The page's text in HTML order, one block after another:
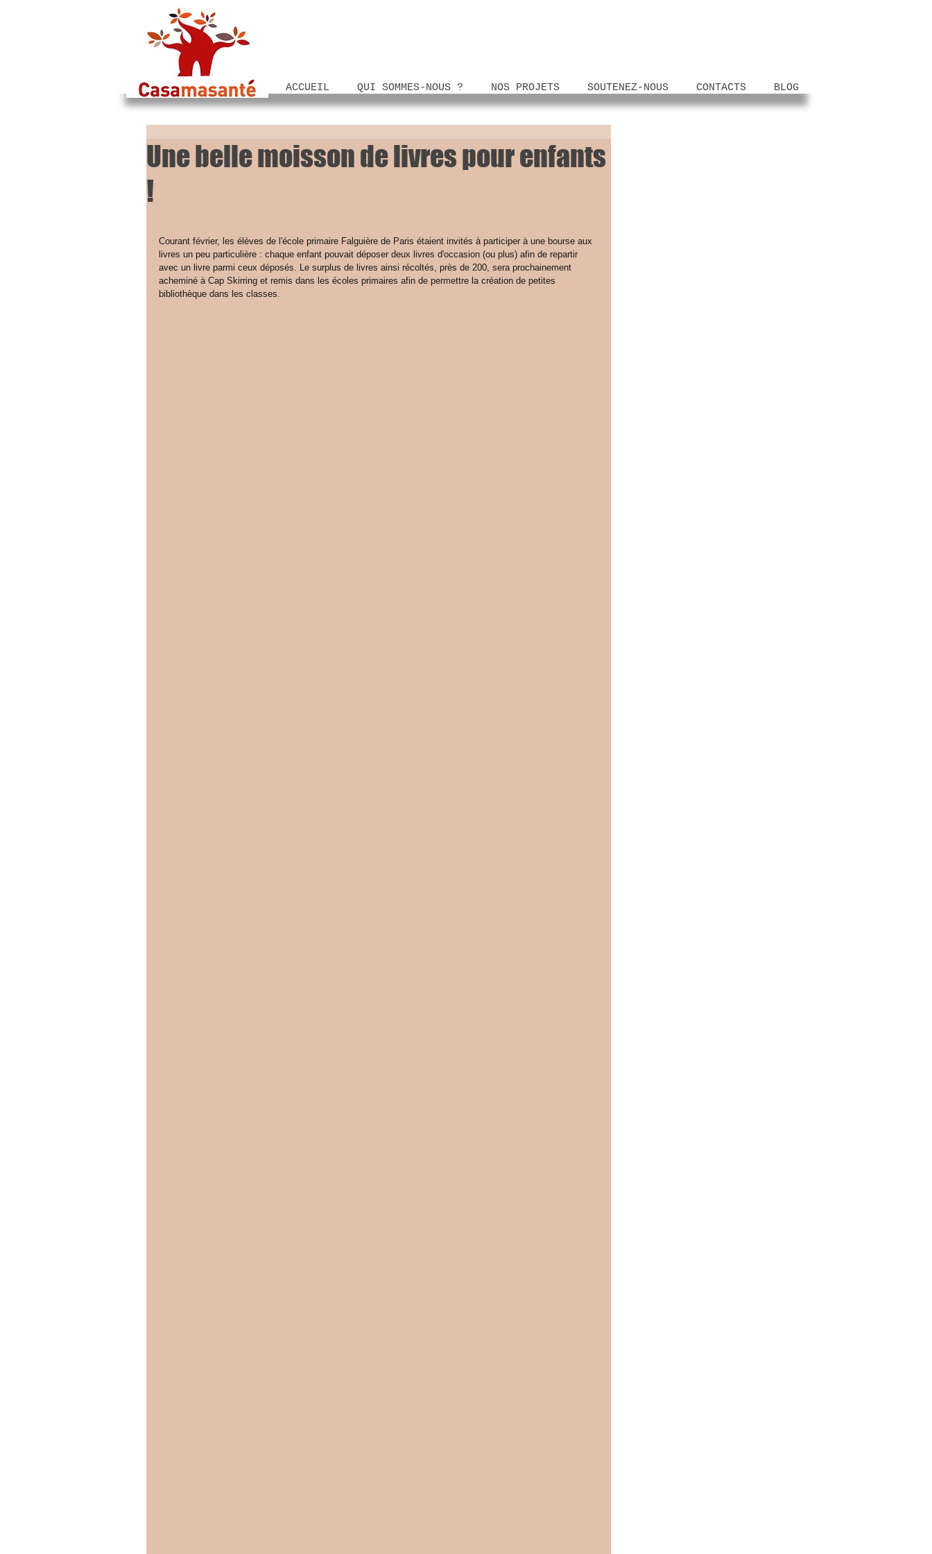
ACCUEIL QUI SOMMES-NOUS ? NOS PROJETS SOUTENEZ-NOUS CONTACTS BLOG
Une belle moisson de livres pour enfants
!
Courant février, les élèves de l'école primaire Falguière de Paris étaient invités à participer à une bourse aux
livres un peu particulière : chaque enfant pouvait déposer deux livres d'occasion (ou plus) afin de repartir
avec un livre parmi ceux déposés. Le surplus de livres ainsi récoltés, près de 200, sera prochainement
acheminé à Cap Skirring et remis dans les écoles primaires afin de permettre la création de petites
bibliothèque dans les classes.